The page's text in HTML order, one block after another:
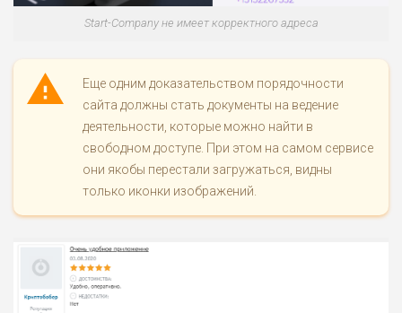
Start-Company не имеет корректного адреса
Еще одним доказательством порядочности
сайта должны стать документы на ведение
деятельности, которые можно найти в
свободном доступе. При этом на самом сервисе
они якобы перестали загружаться, видны
только иконки изображений.